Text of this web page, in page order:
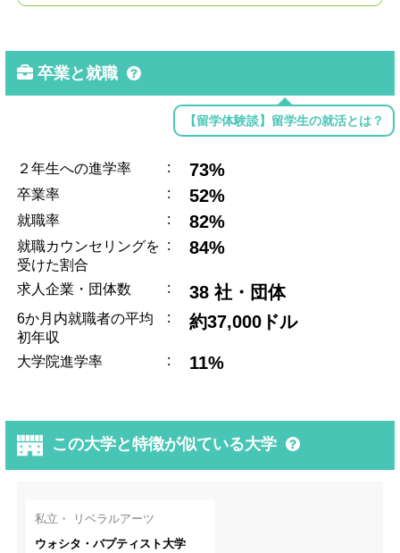
卒業と就職
【留学体験談】留学生の就活とは？
２年生への進学率 : 73%
卒業率 : 52%
就職率 : 82%
就職カウンセリングを
受けた割合
: 84%
求人企業・団体数 : 38 社・団体
6か月内就職者の平均
初年収
: 約37,000ドル
大学院進学率 : 11%
この大学と特徴が似ている大学
私立・ リベラルアーツ
ウォシタ・バプティスト大学